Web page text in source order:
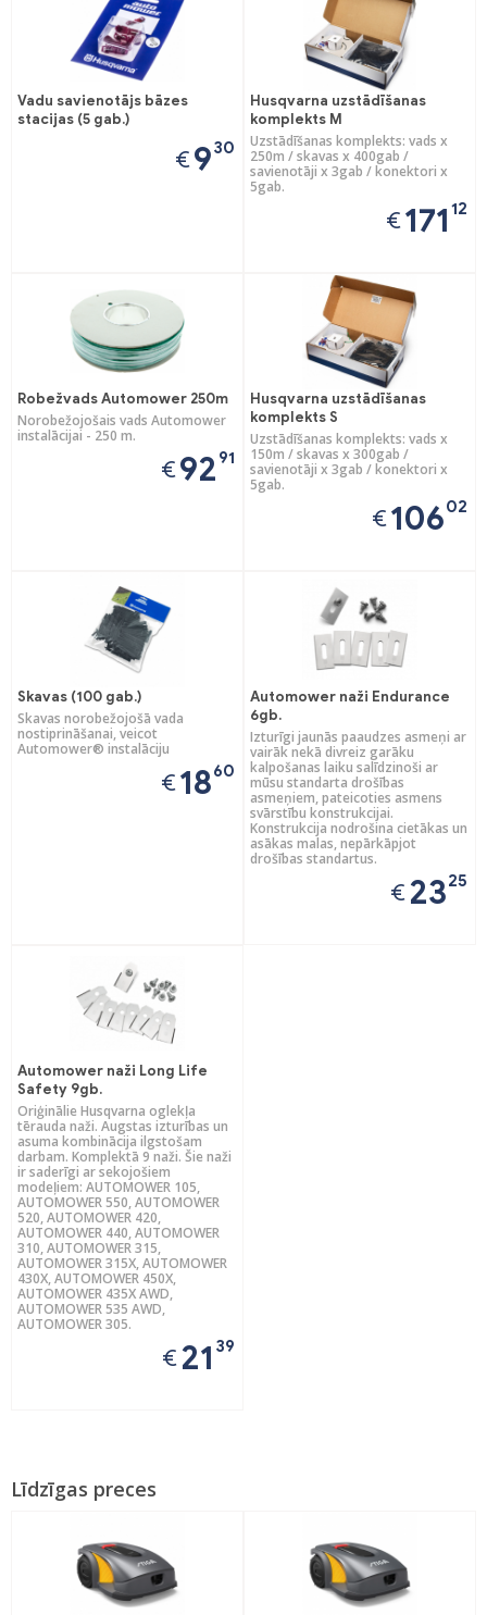
Vadu savienotājs bāzes
stacijas (5 gab.)
€930
Husqvarna uzstādīšanas
komplekts M
Uzstādīšanas komplekts: vads x
250m / skavas x 400gab /
savienotāji x 3gab / konektori x
5gab.
€171 12
Robežvads Automower 250m
Norobežojošais vads Automower
instalācijai - 250 m.
€92 91
Husqvarna uzstādīšanas
komplekts S
Uzstādīšanas komplekts: vads x
150m / skavas x 300gab /
savienotāji x 3gab / konektori x
5gab.
€10602
Skavas (100 gab.)
Skavas norobežojošā vada
nostiprināšanai, veicot
Automower® instalāciju
€1860
Automower naži Endurance
6gb.
Izturīgi jaunās paaudzes asmeņi ar
vairāk nekā divreiz garāku
kalpošanas laiku salīdzinoši ar
mūsu standarta drošības
asmeņiem, pateicoties asmens
svārstību konstrukcijai.
Konstrukcija nodrošina cietākas un
asākas malas, nepārkāpjot
drošības standartus.
€2325
Automower naži Long Life
Safety 9gb.
Oriģinālie Husqvarna oglekļa
tērauda naži. Augstas izturības un
asuma kombinācija ilgstošam
darbam. Komplektā 9 naži. Šie naži
ir saderīgi ar sekojošiem
modeļiem: AUTOMOWER 105,
AUTOMOWER 550, AUTOMOWER
520, AUTOMOWER 420,
AUTOMOWER 440, AUTOMOWER
310, AUTOMOWER 315,
AUTOMOWER 315X, AUTOMOWER
430X, AUTOMOWER 450X,
AUTOMOWER 435X AWD,
AUTOMOWER 535 AWD,
AUTOMOWER 305.
€21 39
Līdzīgas preces